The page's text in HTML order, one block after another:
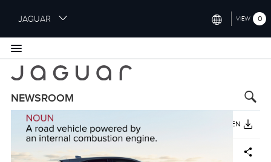
i
p
o
m
JAGUAR
NORTH AMERICA (ENGLISH)
VIEW 0
NEWSROOM
Bild
HERUNTERLADEN
Share